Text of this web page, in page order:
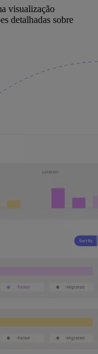
visualização
detalhadas sobre